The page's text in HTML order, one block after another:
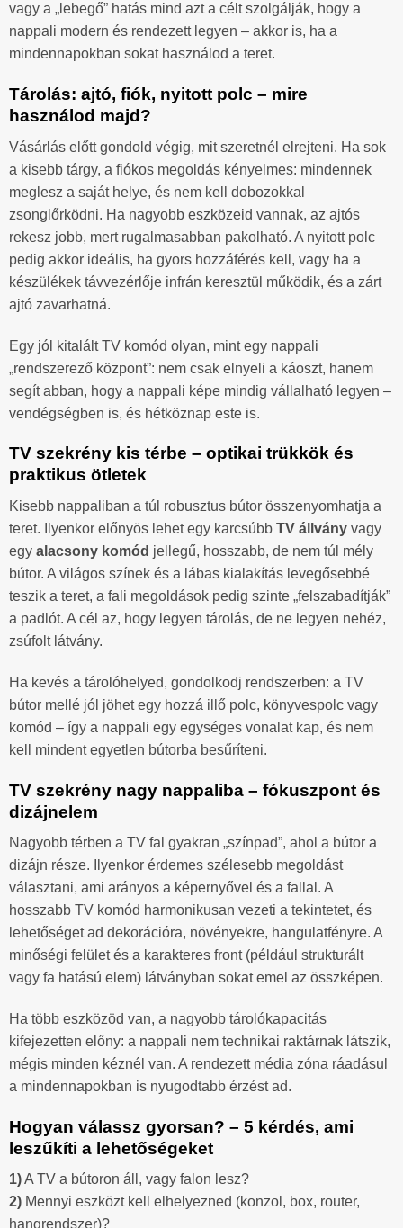
vagy a „lebegő” hatás mind azt a célt szolgálják, hogy a
nappali modern és rendezett legyen – akkor is, ha a
mindennapokban sokat használod a teret.
Tárolás: ajtó, fiók, nyitott polc – mire
használod majd?
Vásárlás előtt gondold végig, mit szeretnél elrejteni. Ha sok
a kisebb tárgy, a fiókos megoldás kényelmes: mindennek
meglesz a saját helye, és nem kell dobozokkal
zsonglőrködni. Ha nagyobb eszközeid vannak, az ajtós
rekesz jobb, mert rugalmasabban pakolható. A nyitott polc
pedig akkor ideális, ha gyors hozzáférés kell, vagy ha a
készülékek távvezérlője infrán keresztül működik, és a zárt
ajtó zavarhatná.
Egy jól kitalált TV komód olyan, mint egy nappali
„rendszerező központ”: nem csak elnyeli a káoszt, hanem
segít abban, hogy a nappali képe mindig vállalható legyen –
vendégségben is, és hétköznap este is.
TV szekrény kis térbe – optikai trükkök és
praktikus ötletek
Kisebb nappaliban a túl robusztus bútor összenyomhatja a
teret. Ilyenkor előnyös lehet egy karcsúbb TV állvány vagy
egy alacsony komód jellegű, hosszabb, de nem túl mély
bútor. A világos színek és a lábas kialakítás levegősebbé
teszik a teret, a fali megoldások pedig szinte „felszabadítják”
a padlót. A cél az, hogy legyen tárolás, de ne legyen nehéz,
zsúfolt látvány.
Ha kevés a tárolóhelyed, gondolkodj rendszerben: a TV
bútor mellé jól jöhet egy hozzá illő polc, könyvespolc vagy
komód – így a nappali egy egységes vonalat kap, és nem
kell mindent egyetlen bútorba besűríteni.
TV szekrény nagy nappaliba – fókuszpont és
dizájnelem
Nagyobb térben a TV fal gyakran „színpad”, ahol a bútor a
dizájn része. Ilyenkor érdemes szélesebb megoldást
választani, ami arányos a képernyővel és a fallal. A
hosszabb TV komód harmonikusan vezeti a tekintetet, és
lehetőséget ad dekorációra, növényekre, hangulatfényre. A
minőségi felület és a karakteres front (például strukturált
vagy fa hatású elem) látványban sokat emel az összképen.
Ha több eszközöd van, a nagyobb tárolókapacitás
kifejezetten előny: a nappali nem technikai raktárnak látszik,
mégis minden kéznél van. A rendezett média zóna ráadásul
a mindennapokban is nyugodtabb érzést ad.
Hogyan válassz gyorsan? – 5 kérdés, ami
leszűkíti a lehetőségeket
1)A TV a bútoron áll, vagy falon lesz?
2) Mennyi eszközt kell elhelyezned (konzol, box, router,
hangrendszer)?